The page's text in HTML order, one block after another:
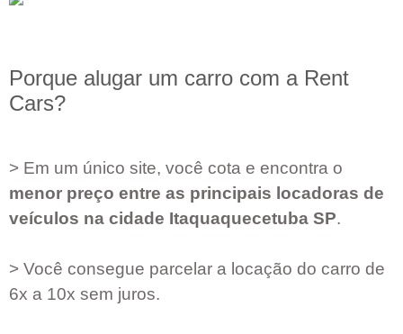
Porque alugar um carro com a Rent
Cars?
> Em um único site, você cota e encontra o
menor preço entre as principais locadoras de
veículos na cidade Itaquaquecetuba SP.
> Você consegue parcelar a locação do carro de
6x a 10x sem juros.